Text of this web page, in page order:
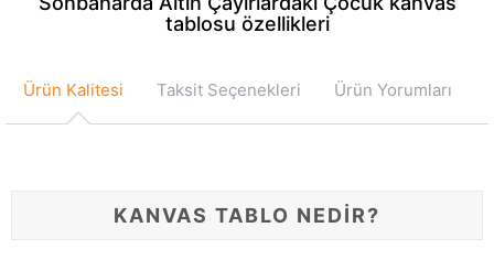
tablosu özellikleri
Ürün Kalitesi Taksit Seçenekleri Ürün Yorumları
KANVAS TABLO NEDİR?